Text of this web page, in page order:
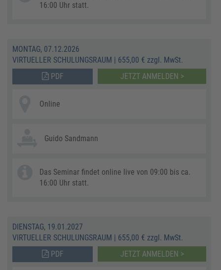
16:00 Uhr statt.
MONTAG, 07.12.2026
VIRTUELLER SCHULUNGSRAUM
655,00 € zzgl. MwSt.
PDF
JETZT ANMELDEN >
Online
Guido Sandmann
Das Seminar findet online live von 09:00 bis ca.
16:00 Uhr statt.
DIENSTAG, 19.01.2027
VIRTUELLER SCHULUNGSRAUM
655,00 € zzgl. MwSt.
PDF
JETZT ANMELDEN >